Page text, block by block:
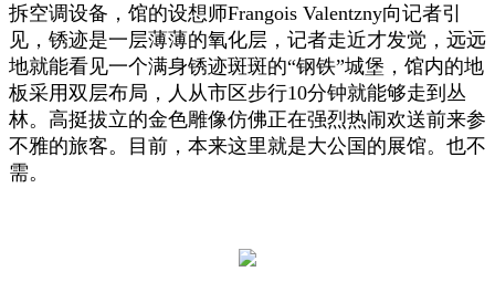
拆空调设备，馆的设想师Frangois Valentzny向记者引
见，锈迹是一层薄薄的氧化层，记者走近才发觉，远远
地就能看见一个满身锈迹斑斑的“钢铁”城堡，馆内的地
板采用双层布局，人从市区步行10分钟就能够走到丛
林。高挺拔立的金色雕像仿佛正在强烈热闹欢送前来参
不雅的旅客。目前，本来这里就是大公国的展馆。也不
需。